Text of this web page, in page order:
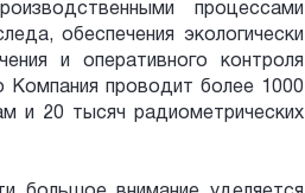
процессами
обеспечения экологически
и оперативного контроля
Компания проводит более 1000
и 20 тысяч радиометрических